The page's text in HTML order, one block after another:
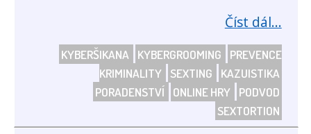
Číst dál...
KYBERŠIKANA KYBERGROOMING
PREVENCE
KRIMINALITY
SEXTING
KAZUISTIKA
PORADENSTVÍ
ONLINE HRY
PODVOD
SEXTORTION